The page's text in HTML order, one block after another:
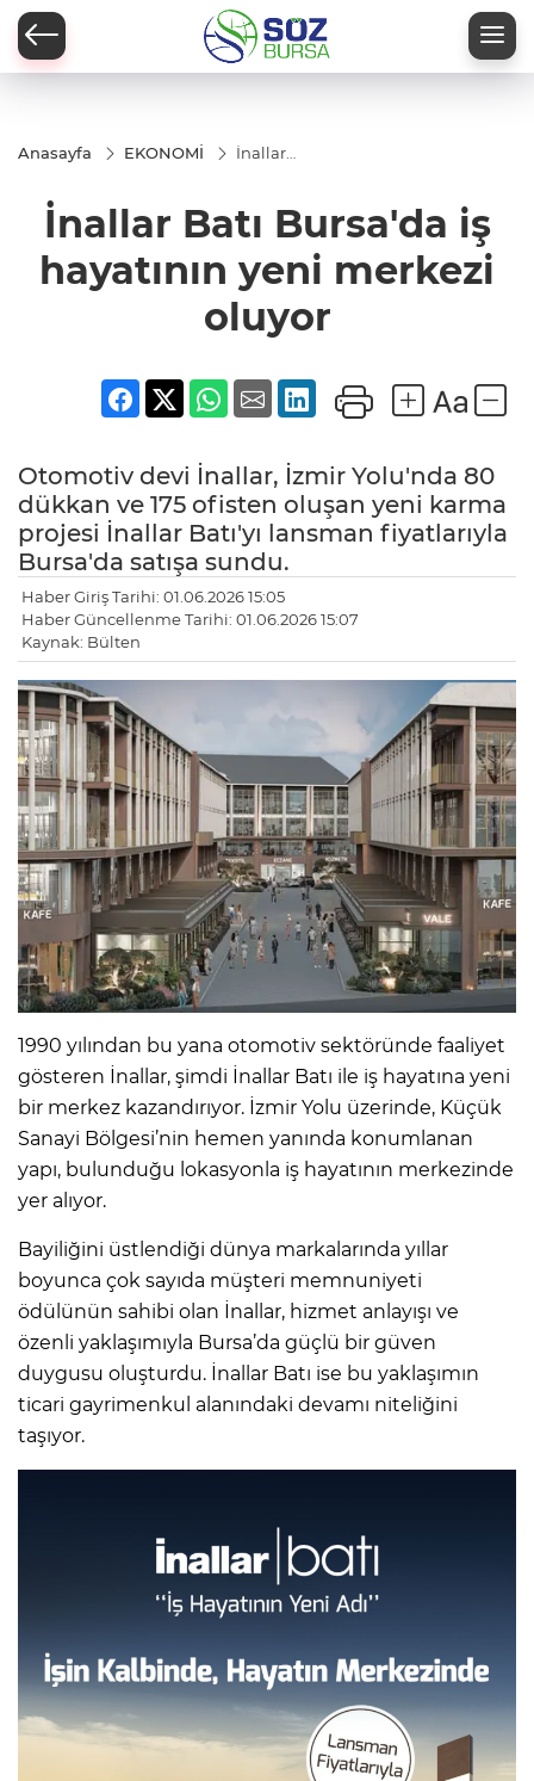
Anasayfa EKONOMİ
İnallar
iş
hayatının
merkezi
oluyor
İnallar Batı Bursa'da iş
hayatının yeni merkezi
oluyor
Otomotiv devi İnallar, İzmir Yolu'nda 80
dükkan ve 175 ofisten oluşan yeni karma
projesi İnallar Batı'yı lansman fiyatlarıyla
Bursa'da satışa sundu.
Haber Giriş Tarihi: 01.06.2026 15:05
Haber Güncellenme Tarihi: 01.06.2026 15:07
Kaynak: Bülten
1990 yılından bu yana otomotiv sektöründe faaliyet
gösteren İnallar, şimdi İnallar Batı ile iş hayatına yeni
bir merkez kazandırıyor. İzmir Yolu üzerinde, Küçük
Sanayi Bölgesi’nin hemen yanında konumlanan
yapı, bulunduğu lokasyonla iş hayatının merkezinde
yer alıyor.
Bayiliğini üstlendiği dünya markalarında yıllar
boyunca çok sayıda müşteri memnuniyeti
ödülünün sahibi olan İnallar, hizmet anlayışı ve
özenli yaklaşımıyla Bursa’da güçlü bir güven
duygusu oluşturdu. İnallar Batı ise bu yaklaşımın
ticari gayrimenkul alanındaki devamı niteliğini
taşıyor.